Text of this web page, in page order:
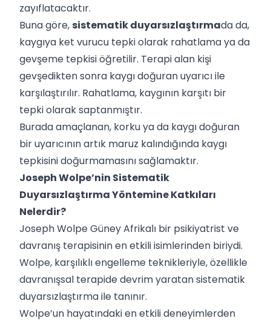
zayıflatacaktır.
Buna göre, sistematik duyarsızlaştırmada da,
kaygıya ket vurucu tepki olarak rahatlama ya da
gevşeme tepkisi öğretilir. Terapi alan kişi
gevşedikten sonra kaygı doğuran uyarıcı ile
karşılaştırılır. Rahatlama, kaygının karşıtı bir
tepki olarak saptanmıştır.
Burada amaçlanan, korku ya da kaygı doğuran
bir uyarıcının artık maruz kalındığında kaygı
tepkisini doğurmamasını sağlamaktır.
Joseph Wolpe’nin Sistematik
Duyarsızlaştırma Yöntemine Katkıları
Nelerdir?
Joseph Wolpe Güney Afrikalı bir psikiyatrist ve
davranış terapisinin en etkili isimlerinden biriydi.
Wolpe, karşılıklı engelleme teknikleriyle, özellikle
davranışsal terapide devrim yaratan sistematik
duyarsızlaştırma ile tanınır.
Wolpe’un hayatındaki en etkili deneyimlerden